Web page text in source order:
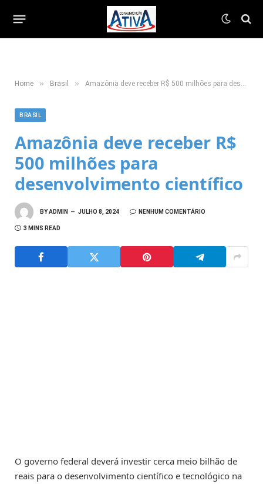
Home » Brasil » Amazônia deve receber R$ 500 milhões para desenvolvimento científico
BRASIL
Amazônia deve receber R$
500 milhões para
desenvolvimento científico
BYADMIN JULHO 8, 2024 NENHUM COMENTÁRIO
3 MINS READ
O governo federal deverá investir cerca meio bilhão de
reais para o desenvolvimento científico e tecnológico na